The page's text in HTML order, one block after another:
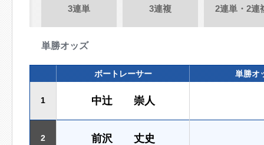
3連単 3連複 2連単・2連
単勝オッズ
ボートレーサー 単勝オ
1 中辻 崇人
2 前沢 丈史